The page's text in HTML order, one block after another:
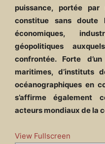
puissance, portée
constitue sans doute
économiques,
géopolitiques
confrontée. Forte
maritimes, d’instituts
océanographiques en
s’affirme également
acteurs mondiaux de la
View Fullscreen